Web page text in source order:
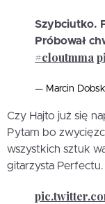
Szybciutko.
Próbował
#cloutmma
— Marcin
Czy Hajto już się
Pytam bo
wszystkich sztuk
gitarzysta Perfectu.